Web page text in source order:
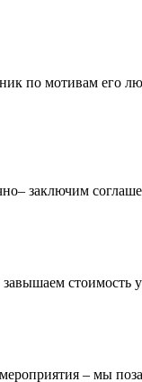
по мотивам
заключим
– мы